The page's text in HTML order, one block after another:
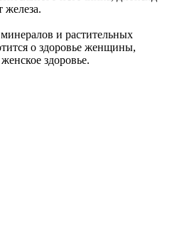
железа.
и растительных
о здоровье женщины,
здоровье.